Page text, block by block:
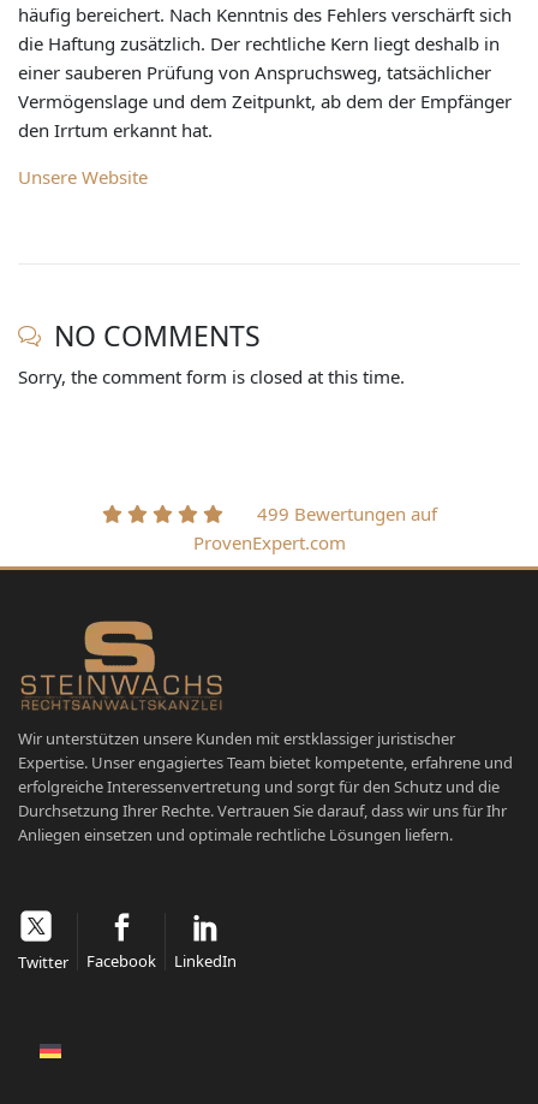
häufig bereichert. Nach Kenntnis des Fehlers verschärft sich
die Haftung zusätzlich. Der rechtliche Kern liegt deshalb in
einer sauberen Prüfung von Anspruchsweg, tatsächlicher
Vermögenslage und dem Zeitpunkt, ab dem der Empfänger
den Irrtum erkannt hat.
Unsere Website
NO COMMENTS
Sorry, the comment form is closed at this time.
499 Bewertungen auf
ProvenExpert.com
Wir unterstützen unsere Kunden mit erstklassiger juristischer
Expertise. Unser engagiertes Team bietet kompetente, erfahrene und
erfolgreiche Interessenvertretung und sorgt für den Schutz und die
Durchsetzung Ihrer Rechte. Vertrauen Sie darauf, dass wir uns für Ihr
Anliegen einsetzen und optimale rechtliche Lösungen liefern.
Twitter Facebook LinkedIn